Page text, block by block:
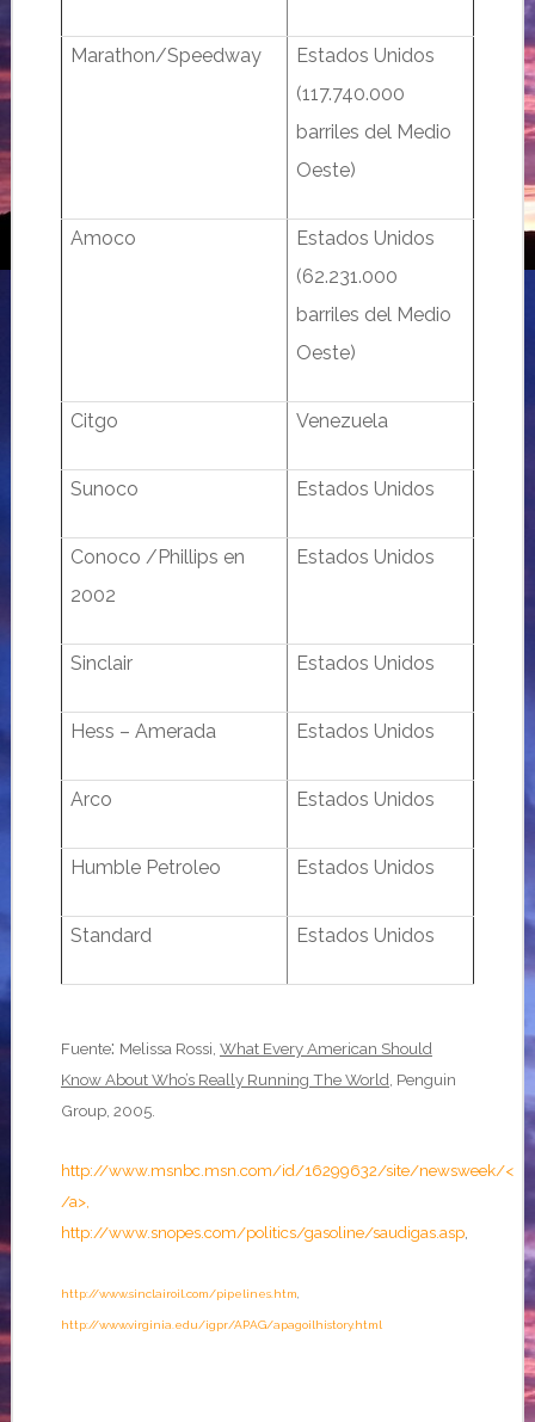
Marathon/Speedway
Estados Unidos
(117.740.000
barriles del Medio
Oeste)
Amoco
Estados Unidos
(62.231.000
barriles del Medio
Oeste)
Citgo Venezuela
Sunoco Estados Unidos
Conoco /Phillips en
2002
Estados Unidos
Sinclair Estados Unidos
Hess – Amerada Estados Unidos
Arco Estados Unidos
Humble Petroleo Estados Unidos
Standard Estados Unidos
Fuente: Melissa Rossi, What Every American Should
Know About Who’s Really Running The World , Penguin
Group, 2005.
http://www.msnbc.msn.com/id/16299632/site/newsweek/<
/a>,
http://www.snopes.com/politics/gasoline/saudigas.asp,
http://www.sinclairoil.com/pipelines.htm
http://www.virginia.edu/igpr/APAG/apagoilhistory.html